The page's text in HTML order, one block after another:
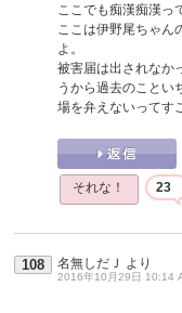
ここでも痴漢痴漢っ
ここは伊野尾ちゃん
よ。
被害届は出されなか
うから過去のことい
場を弁えないってす
それな！ 23
108 名無しだＪ より
2016年10月29日 10:14